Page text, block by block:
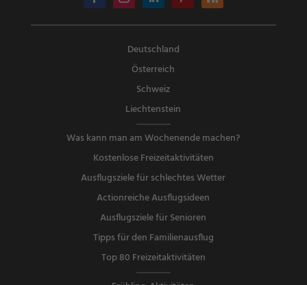
Deutschland
Österreich
Schweiz
Liechtenstein
Was kann man am Wochenende machen?
Kostenlose Freizeitaktivitäten
Ausflugsziele für schlechtes Wetter
Actionreiche Ausflugsideen
Ausflugsziele für Senioren
Tipps für den Familienausflug
Top 80 Freizeitaktivitäten